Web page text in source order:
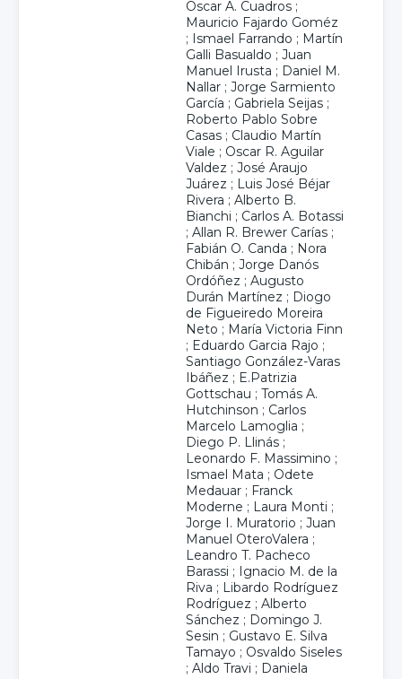
Oscar A. Cuadros ;
Mauricio Fajardo Goméz
; Ismael Farrando ; Martín
Galli Basualdo ; Juan
Manuel Irusta ; Daniel M.
Nallar ; Jorge Sarmiento
García ; Gabriela Seijas ;
Roberto Pablo Sobre
Casas ; Claudio Martín
Viale ; Oscar R. Aguilar
Valdez ; José Araujo
Juárez ; Luis José Béjar
Rivera ; Alberto B.
Bianchi ; Carlos A. Botassi
; Allan R. Brewer Carías ;
Fabián O. Canda ; Nora
Chibán ; Jorge Danós
Ordóñez ; Augusto
Durán Martínez ; Diogo
de Figueiredo Moreira
Neto ; María Victoria Finn
; Eduardo Garcia Rajo ;
Santiago González-Varas
Ibáñez ; E.Patrizia
Gottschau ; Tomás A.
Hutchinson ; Carlos
Marcelo Lamoglia ;
Diego P. Llinás ;
Leonardo F. Massimino ;
Ismael Mata ; Odete
Medauar ; Franck
Moderne ; Laura Monti ;
Jorge I. Muratorio ; Juan
Manuel OteroValera ;
Leandro T. Pacheco
Barassi ; Ignacio M. de la
Riva ; Libardo Rodríguez
Rodríguez ; Alberto
Sánchez ; Domingo J.
Sesin ; Gustavo E. Silva
Tamayo ; Osvaldo Siseles
; Aldo Travi ; Daniela